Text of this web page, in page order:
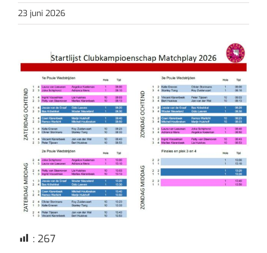
23 juni 2026
: 267